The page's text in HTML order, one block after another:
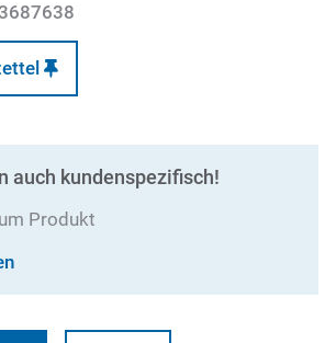
auch kundenspezifisch!
Produkt